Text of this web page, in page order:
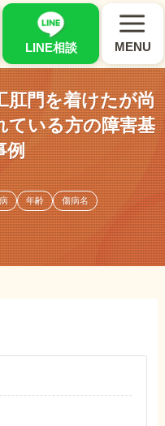
LINE相談 MENU
×
報酬型
て
と経験
肛門を着けたが尚
ている方の障害基
例
年齢 傷病名